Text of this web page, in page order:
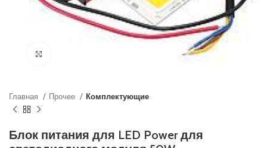
Главная Прочее Комплектующие
Блок питания для LED Power для